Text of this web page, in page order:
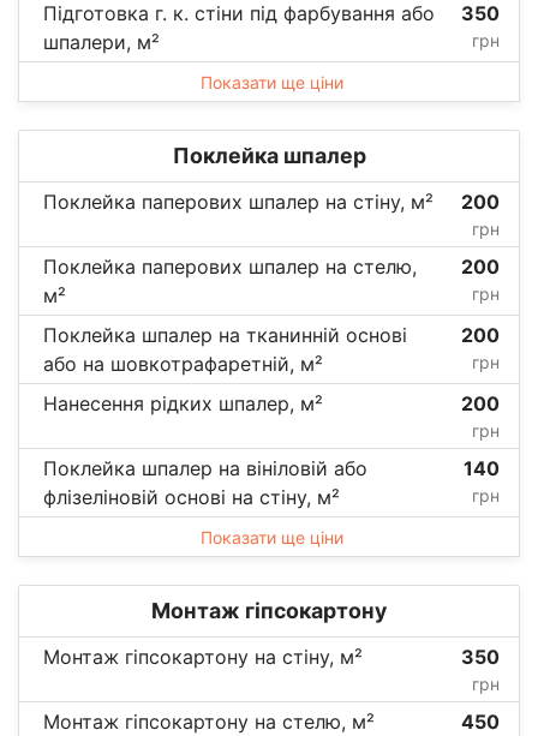
Підготовка г. к. стіни під фарбування або
шпалери, м²
350
грн
Показати ще ціни
Поклейка шпалер
Поклейка паперових шпалер на стіну, м² 200
грн
Поклейка паперових шпалер на стелю,
м²
200
грн
Поклейка шпалер на тканинній основі
або на шовкотрафаретній, м²
200
грн
Нанесення рідких шпалер, м² 200
грн
Поклейка шпалер на вініловій або
флізеліновій основі на стіну, м²
140
грн
Показати ще ціни
Монтаж гіпсокартону
Монтаж гіпсокартону на стіну, м² 350
грн
Монтаж гіпсокартону на стелю, м² 450